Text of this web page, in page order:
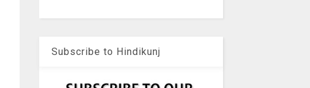
Subscribe to Hindikunj